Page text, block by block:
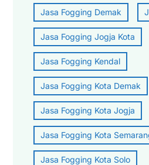
Jasa Fogging Demak
Jasa Fogging Jogja Kota
Jasa Fogging Kendal
Jasa Fogging Kota Demak
Jasa Fogging Kota Jogja
Jasa Fogging Kota
Jasa Fogging Kota Solo